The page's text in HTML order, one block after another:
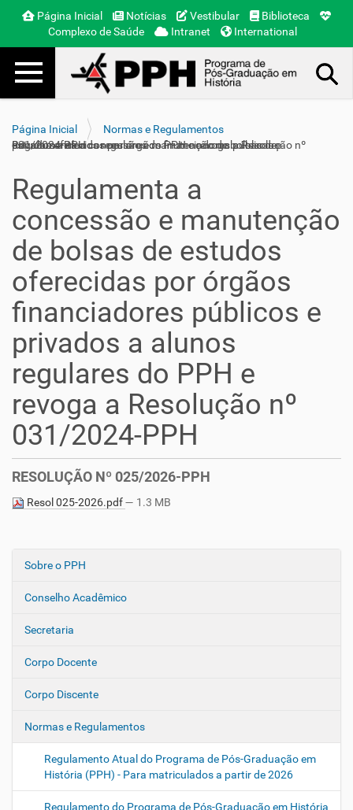
Página Inicial Notícias Vestibular
Biblioteca
Complexo de Saúde
Intranet International
Toggle navigation
Página Inicial
Normas e Regulamentos
Regulamenta a concessão e manutenção de bolsas de estudos oferecidas por órgãos financiadores públicos e privados a alunos regulares do PPH e revoga a Resolução nº 031/2024-PPH
N
e
a
ç
o
Sobre o PPH
Conselho Acadêmico
Secretaria
Corpo Docente
Corpo Discente
Normas e Regulamentos
Regulamento Atual do Programa de Pós-Graduação em
História (PPH) - Para matriculados a partir de 2026
Regulamento do Programa de Pós-Graduação em História
Regulamenta a
concessão e manutenção
de bolsas de estudos
oferecidas por órgãos
financiadores públicos e
privados a alunos
regulares do PPH e
revoga a Resolução nº
031/2024-PPH
RESOLUÇÃO Nº 025/2026-PPH
Resol 025-2026.pdf— 1.3 MB